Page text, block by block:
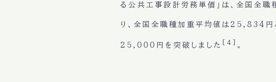
る公共工事設計労務単価」は、全国全
り、全国全職種加重平均値は 25,834円
25,000円を突破しました [4] 。